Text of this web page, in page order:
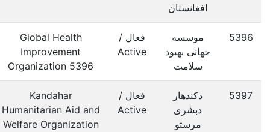
افغانستان
5396
موسسه
جهانی بهبود
سلامت
فعال /
Active
Global Health
Improvement
Organization 5396
5397
دکندهار
دبشری
مرستو
فعال /
Active
Kandahar
Humanitarian Aid and
Welfare Organization